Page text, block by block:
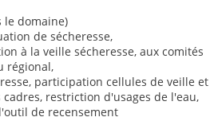
le domaine)
de sécheresse,
à la veille sécheresse, aux comités
régional,
participation cellules de veille et
restriction d'usages de l'eau,
de recensement